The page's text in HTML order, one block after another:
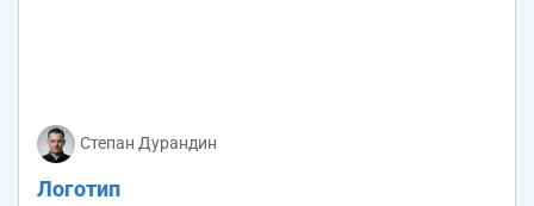
Степан Дурандин
Логотип